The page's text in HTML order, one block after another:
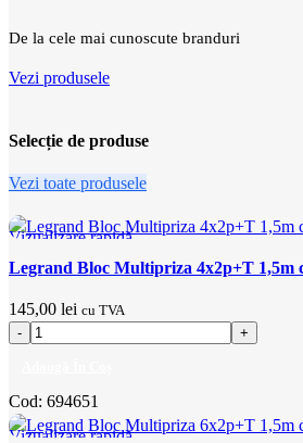
De la cele mai cunoscute branduri
Vezi produsele
Selecție de produse
Vezi toate produsele
Vizualizare rapidă
Adaugă la favorite
Legrand Bloc Multipriza 4x2p+T 1,5m
145,00 lei cu TVA
Cod: 694651
Vizualizare rapidă